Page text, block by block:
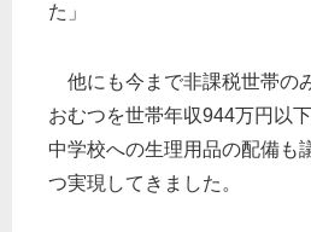
た」
他にも今まで非課税世帯の
おむつを世帯年収944万円以
中学校への生理用品の配備も
つ実現してきました。